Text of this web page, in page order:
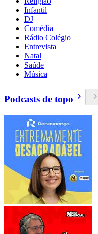
Infantil
DJ
Comédia
Rádio Colégio
Entrevista
Natal
Saúde
Música
Podcasts de topo